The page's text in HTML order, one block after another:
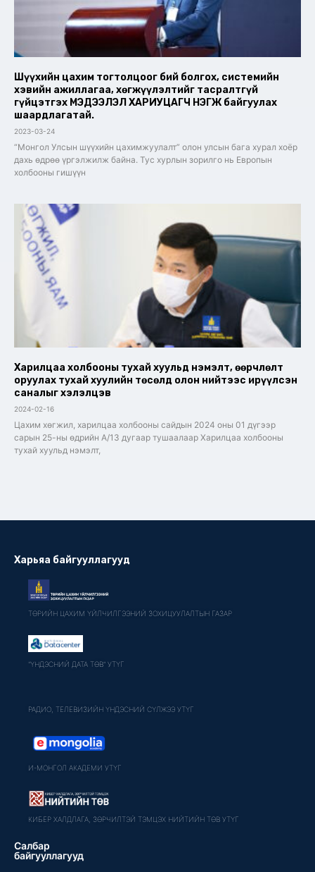
Шүүхийн цахим тогтолцоог бий болгох, системийн
хэвийн ажиллагаа, хөгжүүлэлтийг тасралтгүй
гүйцэтгэх МЭДЭЭЛЭЛ ХАРИУЦАГЧ НЭГЖ байгуулах
шаардлагатай.
2023-03-24
“Монгол Улсын шүүхийн цахимжуулалт” олон улсын бага хурал хоёр
дахь өдрөө үргэлжилж байна. Тус хурлын зорилго нь Европын
холбооны гишүүн
Харилцаа холбооны тухай хуульд нэмэлт, өөрчлөлт
оруулах тухай хуулийн төсөлд олон нийтээс ирүүлсэн
саналыг хэлэлцэв
2024-02-16
Цахим хөгжил, харилцаа холбооны сайдын 2024 оны 01 дүгээр
сарын 25-ны өдрийн А/13 дугаар тушаалаар Харилцаа холбооны
тухай хуульд нэмэлт,
Харьяа байгууллагууд
ТӨРИЙН ЦАХИМ ҮЙЛЧИЛГЭЭНИЙ ЗОХИЦУУЛАЛТЫН ГАЗАР
"ҮНДЭСНИЙ ДАТА ТӨВ" УТҮГ
РАДИО, ТЕЛЕВИЗИЙН ҮНДЭСНИЙ СҮЛЖЭЭ УТҮГ
И-МОНГОЛ АКАДЕМИ УТҮГ
КИБЕР ХАЛДЛАГА, ЗӨРЧИЛТЭЙ ТЭМЦЭХ НИЙТИЙН ТӨВ УТҮГ
Салбар
байгууллагууд